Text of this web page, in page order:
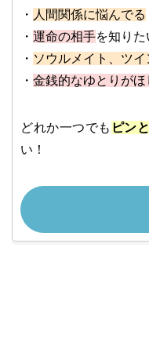
・ 人間関係に悩んでる
・ 運命の相手を知りた
・ ソウルメイト、ツイ
・ 金銭的なゆとりがほ
どれか一つでも ピン
い！